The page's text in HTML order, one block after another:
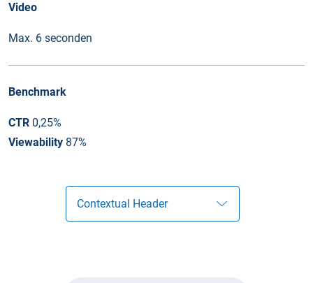
Video
Max. 6 seconden
Benchmark
CTR 0,25%
Viewability 87%